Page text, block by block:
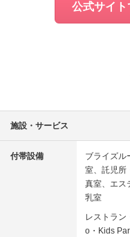
公式サイ
施設・サービス
付帯設備 ブライズル
室
託児所
真室
エス
乳室
レストラン
o・Kids